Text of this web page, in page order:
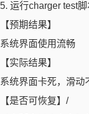
5. 运⾏charger test
【预期结果】
系统界面使用流畅
【实际结果】
系统界面卡死，滑动
【是否可恢复】/